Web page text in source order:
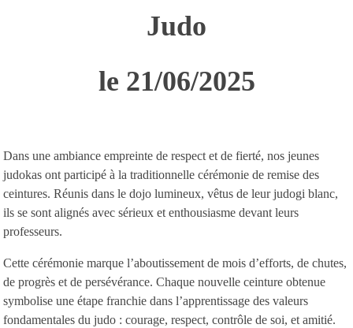
Judo
le 21/06/2025
Dans une ambiance empreinte de respect et de fierté, nos jeunes
judokas ont participé à la traditionnelle cérémonie de remise des
ceintures. Réunis dans le dojo lumineux, vêtus de leur judogi blanc,
ils se sont alignés avec sérieux et enthousiasme devant leurs
professeurs.
Cette cérémonie marque l’aboutissement de mois d’efforts, de chutes,
de progrès et de persévérance. Chaque nouvelle ceinture obtenue
symbolise une étape franchie dans l’apprentissage des valeurs
fondamentales du judo : courage, respect, contrôle de soi, et amitié.